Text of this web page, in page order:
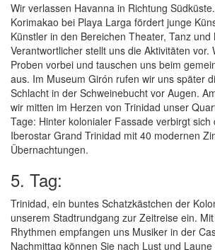
Wir verlassen Havanna in Richtung
Korimakao bei Playa Larga fördert junge
Künstler in den Bereichen Theater, Tanz und
Verantwortlicher stellt uns die Aktivitäten vor.
Proben vorbei und tauschen uns beim
aus. Im Museum Girón rufen wir uns später
Schlacht in der Schweinebucht vor Augen.
wir mitten im Herzen von Trinidad unser
Tage: Hinter kolonialer Fassade verbirgt sich
Iberostar Grand Trinidad mit 40 modernen
Übernachtungen.
5. Tag:
Trinidad, ein buntes Schatzkästchen der
unserem Stadtrundgang zur Zeitreise ein.
Rhythmen empfangen uns Musiker in der
Nachmittag können Sie nach Lust und